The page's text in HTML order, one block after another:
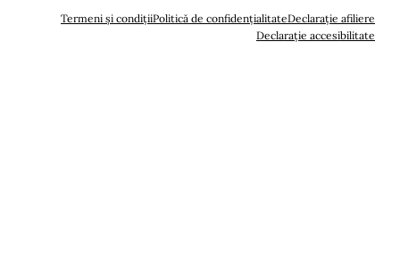
Termeni și condițiiPolitică de confidențialitateDeclarație afiliere
Declarație accesibilitate